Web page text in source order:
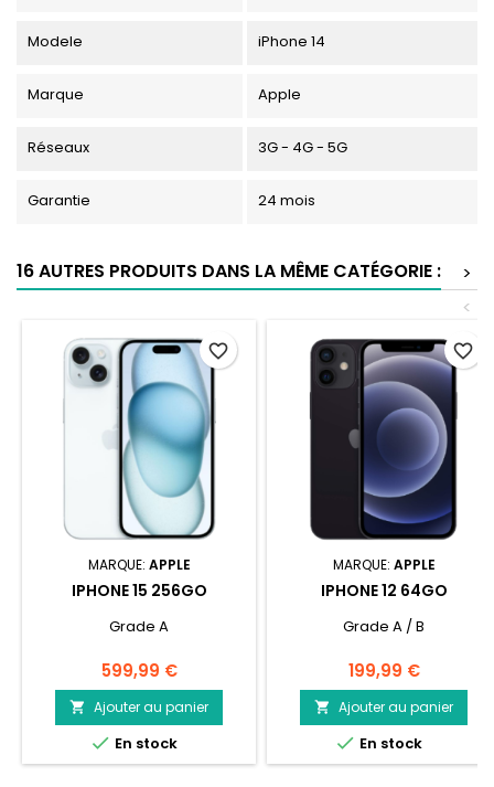
Modele iPhone 14
Marque Apple
Réseaux 3G - 4G - 5G
Garantie 24 mois
16 AUTRES PRODUITS DANS LA MÊME CATÉGORIE :
>
<
MARQUE: APPLE
IPHONE 15 256GO
Grade A
Prix
599,99 €
 Ajouter au panier
 En stock
favorite_border
MARQUE: APPLE
IPHONE 12 64GO
Grade A / B
Prix
199,99 €
 Ajouter au panier
 En stock
favorite_border